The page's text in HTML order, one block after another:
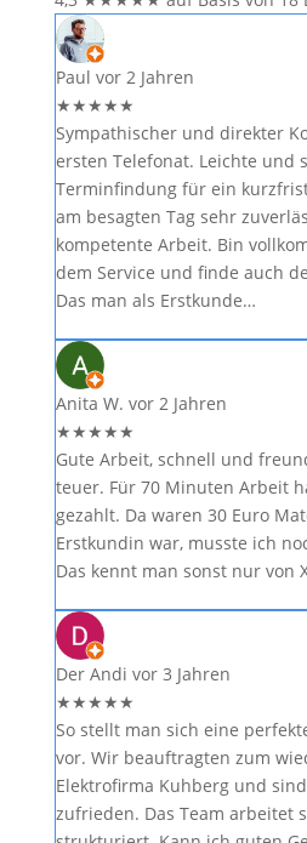
Paul vor 2 Jahren
★★★★★
Sympathischer und direkter
ersten Telefonat. Leichte und
Terminfindung für ein
am besagten Tag sehr
kompetente Arbeit. Bin
dem Service und finde auch
Das man als Erstkunde…
Anita W. vor 2 Jahren
★★★★★
Gute Arbeit, schnell und
teuer. Für 70 Minuten Arbeit
gezahlt. Da waren 30 Euro
Erstkundin war, musste ich
Das kennt man sonst nur von
Der Andi vor 3 Jahren
★★★★★
So stellt man sich eine
vor. Wir beauftragten zum
Elektrofirma Kuhberg und
zufrieden. Das Team arbeitet